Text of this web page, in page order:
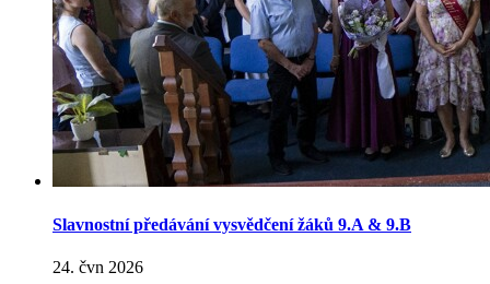
Slavnostní předávání vysvědčení žáků 9.A & 9.B
24. čvn 2026